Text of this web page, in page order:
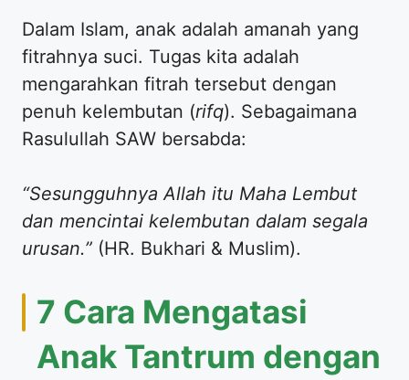
​Dalam Islam, anak adalah amanah yang
fitrahnya suci. Tugas kita adalah
mengarahkan fitrah tersebut dengan
penuh kelembutan (rifq). Sebagaimana
Rasulullah SAW bersabda:
“Sesungguhnya Allah itu Maha Lembut
dan mencintai kelembutan dalam segala
urusan.” (HR. Bukhari & Muslim).
​7 Cara Mengatasi
Anak Tantrum dengan